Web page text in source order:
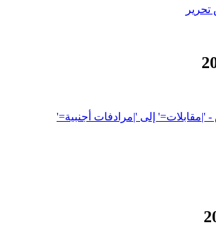
- '|مقابلات=' إلى '|مرادفات أجنبية='